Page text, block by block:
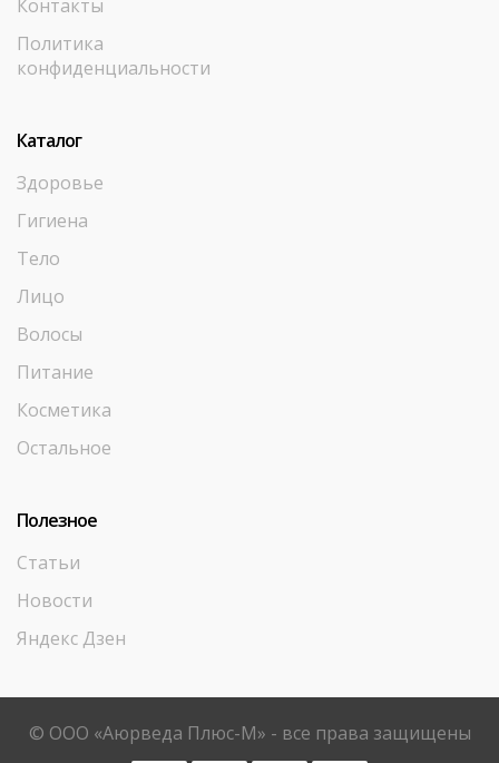
Контакты
Политика
конфиденциальности
Каталог
Здоровье
Гигиена
Тело
Лицо
Волосы
Питание
Косметика
Остальное
Полезное
Статьи
Новости
Яндекс Дзен
© ООО «Аюрведа Плюс-М» - все права защищены